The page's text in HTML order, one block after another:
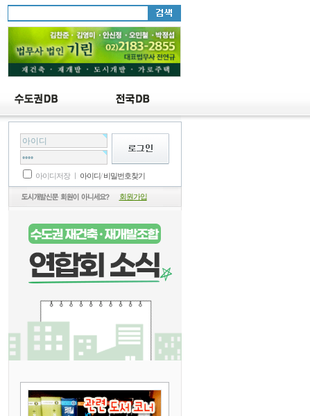
아이디저장 ㅣ 아이디/비밀번호찾기
회원가입